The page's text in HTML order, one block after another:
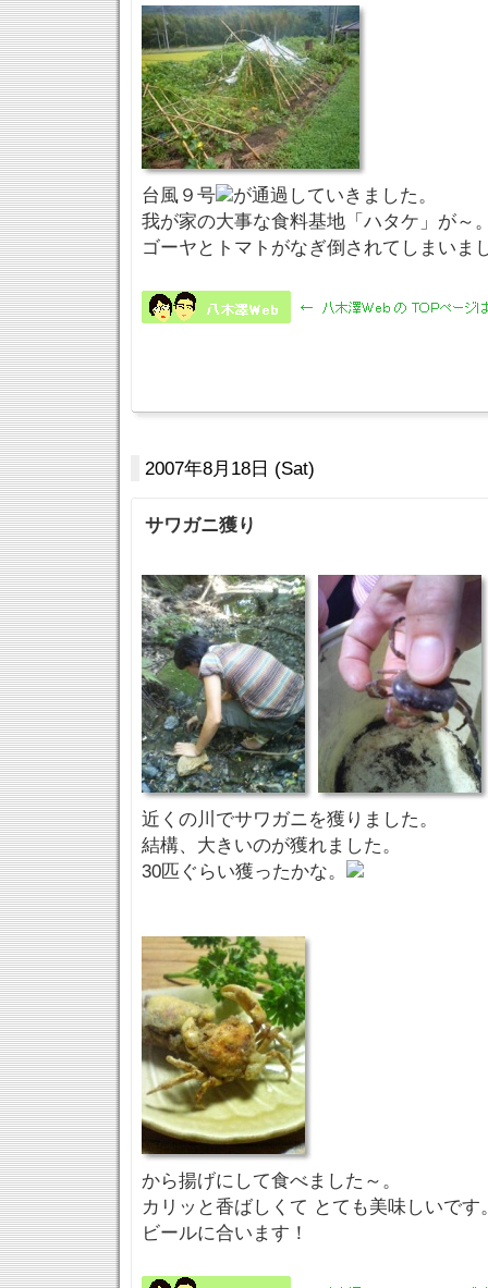
台風９号
が通過していきました。
我が家の大事な食料基地「ハタケ」が～
ゴーヤとトマトがなぎ倒されてしまいま
2007年8月18日 (Sat)
サワガニ獲り
近くの川でサワガニを獲りました。
結構、大きいのが獲れました。
30匹ぐらい獲ったかな。
から揚げにして食べました～。
カリッと香ばしくて とても美味しいです
ビールに合います！